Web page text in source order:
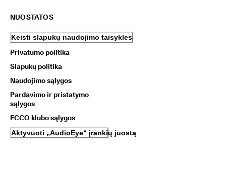
NUOSTATOS
Keisti slapukų naudojimo taisykles
Privatumo politika
Slapukų politika
Naudojimo sąlygos
Pardavimo ir pristatymo
sąlygos
ECCO klubo sąlygos
Aktyvuoti „AudioEye“ įrankių juostą